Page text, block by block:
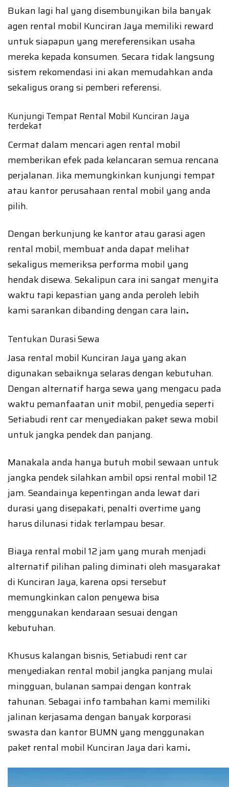
Bukan lagi hal yang disembunyikan bila banyak
agen rental mobil Kunciran Jaya memiliki reward
untuk siapapun yang mereferensikan usaha
mereka kepada konsumen. Secara tidak langsung
sistem rekomendasi ini akan memudahkan anda
sekaligus orang si pemberi referensi.
Kunjungi Tempat Rental Mobil Kunciran Jaya
terdekat
Cermat dalam mencari agen rental mobil
memberikan efek pada kelancaran semua rencana
perjalanan. Jika memungkinkan kunjungi tempat
atau kantor perusahaan rental mobil yang anda
pilih.
Dengan berkunjung ke kantor atau garasi agen
rental mobil, membuat anda dapat melihat
sekaligus memeriksa performa mobil yang
hendak disewa. Sekalipun cara ini sangat menyita
waktu tapi kepastian yang anda peroleh lebih
kami sarankan dibanding dengan cara lain.
Tentukan Durasi Sewa
Jasa rental mobil Kunciran Jaya yang akan
digunakan sebaiknya selaras dengan kebutuhan.
Dengan alternatif harga sewa yang mengacu pada
waktu pemanfaatan unit mobil, penyedia seperti
Setiabudi rent car menyediakan paket sewa mobil
untuk jangka pendek dan panjang.
Manakala anda hanya butuh mobil sewaan untuk
jangka pendek silahkan ambil opsi rental mobil 12
jam. Seandainya kepentingan anda lewat dari
durasi yang disepakati, penalti overtime yang
harus dilunasi tidak terlampau besar.
Biaya rental mobil 12 jam yang murah menjadi
alternatif pilihan paling diminati oleh masyarakat
di Kunciran Jaya, karena opsi tersebut
memungkinkan calon penyewa bisa
menggunakan kendaraan sesuai dengan
kebutuhan.
Khusus kalangan bisnis, Setiabudi rent car
menyediakan rental mobil jangka panjang mulai
mingguan, bulanan sampai dengan kontrak
tahunan. Sebagai info tambahan kami memiliki
jalinan kerjasama dengan banyak korporasi
swasta dan kantor BUMN yang menggunakan
paket rental mobil Kunciran Jaya dari kami.